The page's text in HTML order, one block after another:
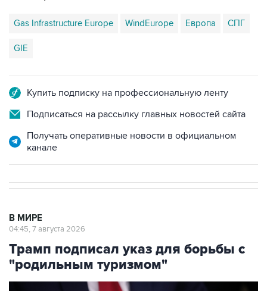
Gas Infrastructure Europe WindEurope Европа СПГ
GIE
Купить подписку на профессиональную ленту
Подписаться на рассылку главных новостей сайта
Получать оперативные новости в официальном
канале
В МИРЕ
04:45, 7 августа 2026
Трамп подписал указ для борьбы с
"родильным туризмом"